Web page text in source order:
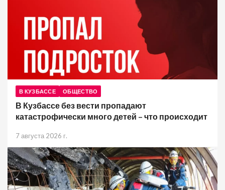
В КУЗБАССЕ ОБЩЕСТВО
В Кузбассе без вести пропадают
катастрофически много детей – что происходит
7 августа 2026 г.